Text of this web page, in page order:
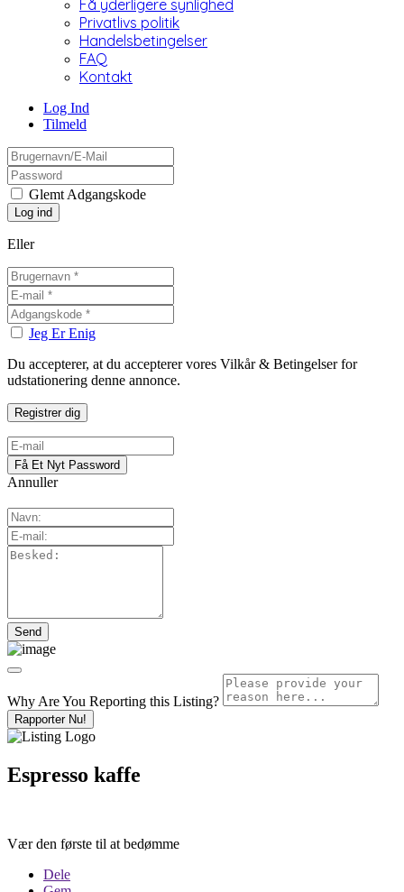
Få yderligere synlighed
Privatlivs politik
Handelsbetingelser
FAQ
Kontakt
Log Ind
Tilmeld
Glemt Adgangskode
Eller
Jeg Er Enig
Du accepterer, at du accepterer vores Vilkår & Betingelser for
udstationering denne annonce.
Annuller
Why Are You Reporting this Listing?
Rapporter Nu!
Espresso kaffe
Vær den første til at bedømme
Dele